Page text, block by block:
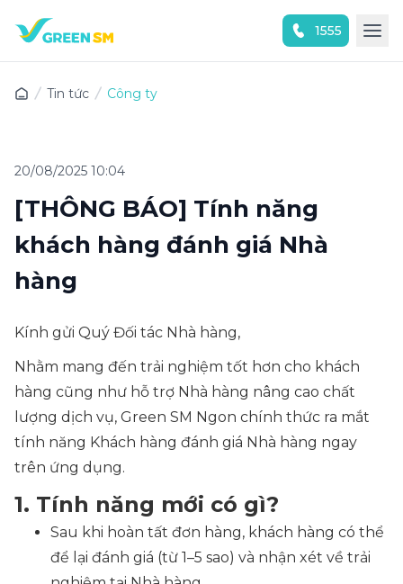
1555
Tin tức Công ty
20/08/2025 10:04
[THÔNG BÁO] Tính năng
khách hàng đánh giá Nhà
hàng
Kính gửi Quý Đối tác Nhà hàng,
Nhằm mang đến trải nghiệm tốt hơn cho khách
hàng cũng như hỗ trợ Nhà hàng nâng cao chất
lượng dịch vụ, Green SM Ngon chính thức ra mắt
tính năng Khách hàng đánh giá Nhà hàng ngay
trên ứng dụng.
1. Tính năng mới có gì?
Sau khi hoàn tất đơn hàng, khách hàng có thể
để lại đánh giá (từ 1–5 sao) và nhận xét về trải